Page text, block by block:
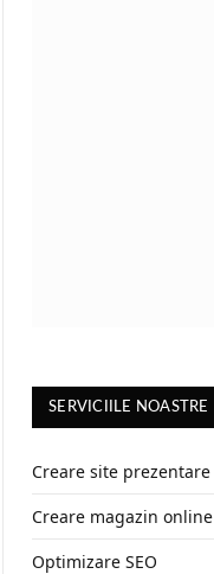
SERVICIILE NOASTRE
Creare site prezentare
Creare magazin online
Optimizare SEO